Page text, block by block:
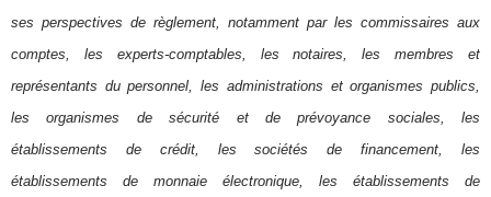
ses perspectives de règlement, notamment par les commissaires aux
comptes, les experts-comptables, les notaires, les membres et
représentants du personnel, les administrations et organismes publics,
les organismes de sécurité et de prévoyance sociales, les
établissements de crédit, les sociétés de financement, les
établissements de monnaie électronique, les établissements de